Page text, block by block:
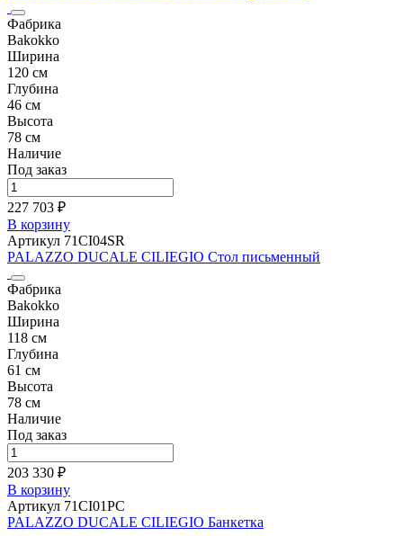
Фабрика
Bakokko
Ширина
120 см
Глубина
46 см
Высота
78 см
Наличие
Под заказ
227 703 ₽
В корзину
Артикул 71CI04SR
PALAZZO DUCALE CILIEGIO Cтол письменный
Фабрика
Bakokko
Ширина
118 см
Глубина
61 см
Высота
78 см
Наличие
Под заказ
203 330 ₽
В корзину
Артикул 71CI01PC
PALAZZO DUCALE CILIEGIO Банкетка